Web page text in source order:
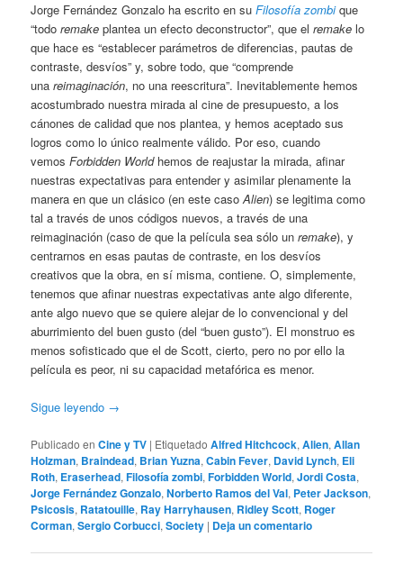
Jorge Fernández Gonzalo ha escrito en suFilosofía zombi que
“todoremake plantea un efecto deconstructor”, que elremake lo
que hace es “establecer parámetros de diferencias, pautas de
contraste, desvíos” y, sobre todo, que “comprende
unareimaginación, no una reescritura”. Inevitablemente hemos
acostumbrado nuestra mirada al cine de presupuesto, a los
cánones de calidad que nos plantea, y hemos aceptado sus
logros como lo único realmente válido. Por eso, cuando
vemosForbidden Worldhemos de reajustar la mirada, afinar
nuestras expectativas para entender y asimilar plenamente la
manera en que un clásico (en este casoAlien) se legitima como
tal a través de unos códigos nuevos, a través de una
reimaginación (caso de que la película sea sólo unremake), y
centrarnos en esas pautas de contraste, en los desvíos
creativos que la obra, en sí misma, contiene. O, simplemente,
tenemos que afinar nuestras expectativas ante algo diferente,
ante algo nuevo que se quiere alejar de lo convencional y del
aburrimiento del buen gusto (del “buen gusto”). El monstruo es
menos sofisticado que el de Scott, cierto, pero no por ello la
película es peor, ni su capacidad metafórica es menor.
Sigue leyendo →
Publicado en Cine y TV | Etiquetado Alfred Hitchcock,Alien,Allan
Holzman, Braindead, Brian Yuzna,Cabin Fever, David Lynch, Eli
Roth, Eraserhead,Filosofía zombi,Forbidden World,Jordi Costa,
Jorge Fernández Gonzalo,Norberto Ramos del Val, Peter Jackson,
Psicosis, Ratatouille, Ray Harryhausen, Ridley Scott, Roger
Corman,Sergio Corbucci,Society | Deja un comentario